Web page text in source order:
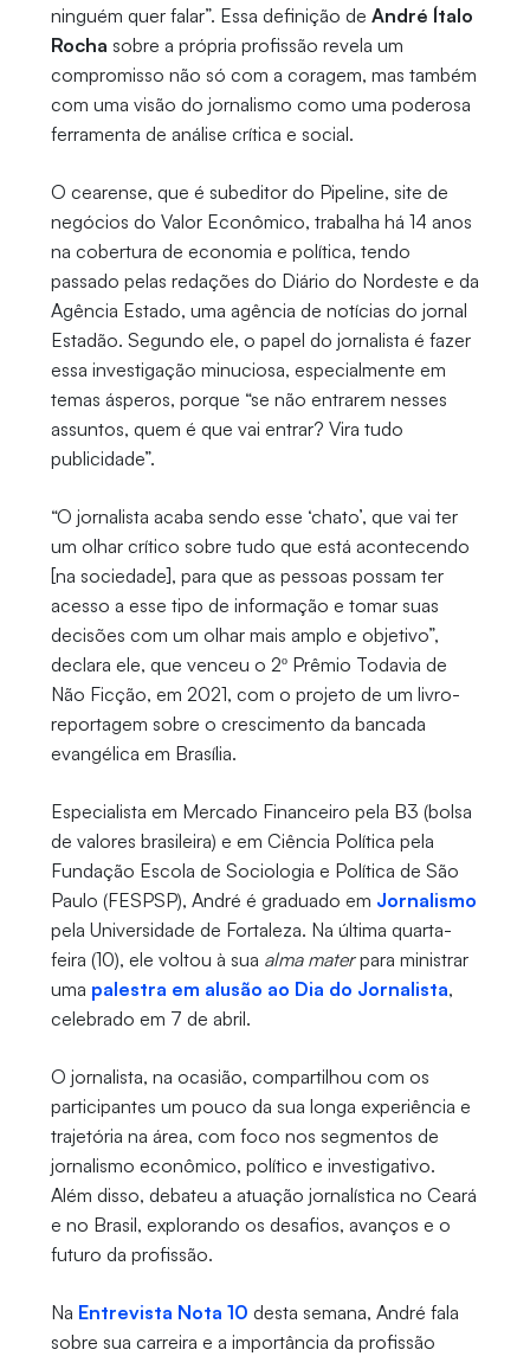
ninguém quer falar”. Essa definição de André Ítalo
Rocha sobre a própria profissão revela um
compromisso não só com a coragem, mas também
com uma visão do jornalismo como uma poderosa
ferramenta de análise crítica e social.
O cearense, que é subeditor do Pipeline, site de
negócios do Valor Econômico, trabalha há 14 anos
na cobertura de economia e política, tendo
passado pelas redações do Diário do Nordeste e da
Agência Estado, uma agência de notícias do jornal
Estadão. Segundo ele, o papel do jornalista é fazer
essa investigação minuciosa, especialmente em
temas ásperos, porque “se não entrarem nesses
assuntos, quem é que vai entrar? Vira tudo
publicidade”.
“O jornalista acaba sendo esse ‘chato’, que vai ter
um olhar crítico sobre tudo que está acontecendo
[na sociedade], para que as pessoas possam ter
acesso a esse tipo de informação e tomar suas
decisões com um olhar mais amplo e objetivo”,
declara ele, que venceu o 2º Prêmio Todavia de
Não Ficção, em 2021, com o projeto de um livro-
reportagem sobre o crescimento da bancada
evangélica em Brasília.
Especialista em Mercado Financeiro pela B3 (bolsa
de valores brasileira) e em Ciência Política pela
Fundação Escola de Sociologia e Política de São
Paulo (FESPSP), André é graduado em Jornalismo
pela Universidade de Fortaleza. Na última quarta-
feira (10), ele voltou à sua alma materpara ministrar
uma palestra em alusão ao Dia do Jornalista,
celebrado em 7 de abril.
O jornalista, na ocasião, compartilhou com os
participantes um pouco da sua longa experiência e
trajetória na área, com foco nos segmentos de
jornalismo econômico, político e investigativo.
Além disso, debateu a atuação jornalística no Ceará
e no Brasil, explorando os desafios, avanços e o
futuro da profissão.
Na Entrevista Nota 10 desta semana, André fala
sobre sua carreira e a importância da profissão